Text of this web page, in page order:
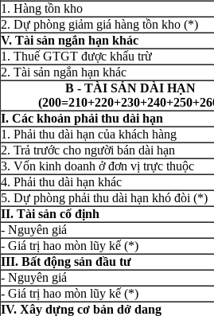
1. Hàng tồn kho
2. Dự phòng giảm giá hàng tồn kho (*)
V. Tài sản ngắn hạn khác
1. Thuế GTGT được khấu trừ
2. Tài sản ngắn hạn khác
B - TÀI SẢN DÀI HẠN
I. Các khoản phải thu dài hạn
1. Phải thu dài hạn của khách hàng
2. Trả trước cho người bán dài hạn
3. Vốn kinh doanh ở đơn vị trực thuộc
4. Phải thu dài hạn khác
5. Dự phòng phải thu dài hạn khó đòi (*)
II. Tài sản cố định
- Nguyên giá
- Giá trị hao mòn lũy kế (*)
III. Bất động sản đầu tư
- Nguyên giá
- Giá trị hao mòn lũy kế (*)
IV. Xây dựng cơ bản dở dang